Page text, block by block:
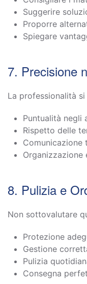
Suggerire
Proporre
Spiegare
7. Precisione
La professionalità
Puntualità negli
Rispetto delle
Comunicazione
8. Pulizia e
Non sottovalutare
Protezione
Gestione
Pulizia
Consegna